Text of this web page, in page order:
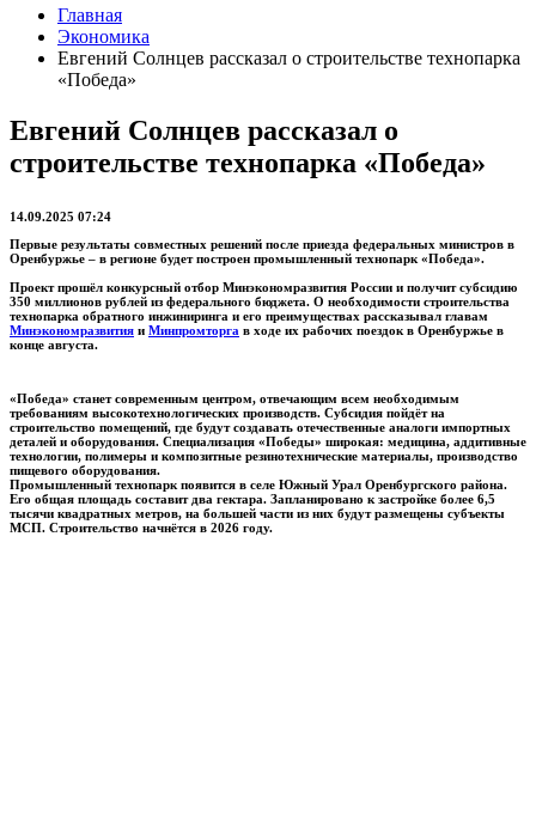
Главная
Экономика
Евгений Солнцев рассказал о строительстве технопарка
«Победа»
Евгений Солнцев рассказал о
строительстве технопарка «Победа»
14.09.2025 07:24
Первые результаты совместных решений после приезда федеральных министров в
Оренбуржье – в регионе будет построен промышленный технопарк «Победа».
Проект прошёл конкурсный отбор Минэкономразвития России и получит субсидию
350 миллионов рублей из федерального бюджета. О необходимости строительства
технопарка обратного инжиниринга и его преимуществах рассказывал главам
Минэкономразвития и Минпромторга в ходе их рабочих поездок в Оренбуржье в
конце августа.
«Победа» станет современным центром, отвечающим всем необходимым
требованиям высокотехнологических производств. Субсидия пойдёт на
строительство помещений, где будут создавать отечественные аналоги импортных
деталей и оборудования. Специализация «Победы» широкая: медицина, аддитивные
технологии, полимеры и композитные резинотехнические материалы, производство
пищевого оборудования.
Промышленный технопарк появится в селе Южный Урал Оренбургского района.
Его общая площадь составит два гектара. Запланировано к застройке более 6,5
тысячи квадратных метров, на большей части из них будут размещены субъекты
МСП. Строительство начнётся в 2026 году.